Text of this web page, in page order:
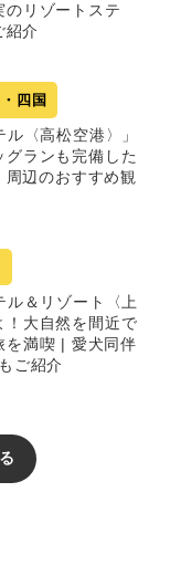
のリゾートステ
紹介
四国
〈高松空港〉」
ランも完備した
辺のおすすめ観
ル＆リゾート〈上
！大自然を間近で
を満喫 | 愛犬同伴
ご紹介